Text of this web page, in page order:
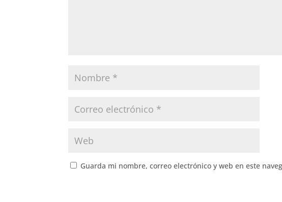
Guarda mi nombre, correo electrónico y web en este